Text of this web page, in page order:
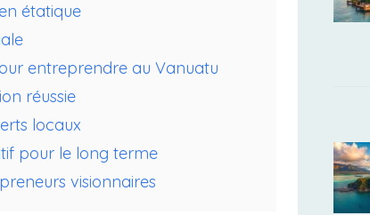
étatique
entreprendre au Vanuatu
réussie
locaux
pour le long terme
visionnaires